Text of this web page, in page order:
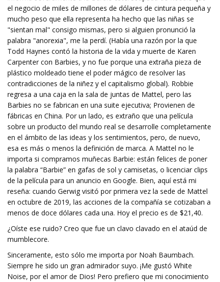
el negocio de miles de millones de dólares de cintura pequeña y
mucho peso que ella representa ha hecho que las niñas se
"sientan mal" consigo mismas, pero si alguien pronunció la
palabra "anorexia", me la perdí. (Había una razón por la que
Todd Haynes contó la historia de la vida y muerte de Karen
Carpenter con Barbies, y no fue porque una extraña pieza de
plástico moldeado tiene el poder mágico de resolver las
contradicciones de la niñez y el capitalismo global). Robbie
regresa a una caja en la sala de juntas de Mattel, pero las
Barbies no se fabrican en una suite ejecutiva; Provienen de
fábricas en China. Por un lado, es extraño que una película
sobre un producto del mundo real se desarrolle completamente
en el ámbito de las ideas y los sentimientos, pero, de nuevo,
esa es más o menos la definición de marca. A Mattel no le
importa si compramos muñecas Barbie: están felices de poner
la palabra “Barbie” en gafas de sol y camisetas, o licenciar clips
de la película para un anuncio en Google. Bien, aquí está mi
reseña: cuando Gerwig visitó por primera vez la sede de Mattel
en octubre de 2019, las acciones de la compañía se cotizaban a
menos de doce dólares cada una. Hoy el precio es de $21,40.
¿Oíste ese ruido? Creo que fue un clavo clavado en el ataúd de
mumblecore.
Sinceramente, esto sólo me importa por Noah Baumbach.
Siempre he sido un gran admirador suyo. ¡Me gustó White
Noise, por el amor de Dios! Pero prefiero que mi conocimiento